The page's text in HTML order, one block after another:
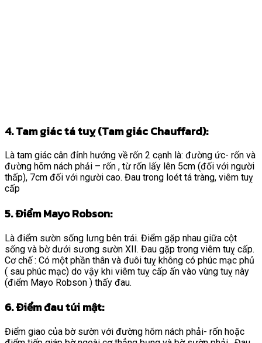
4. Tam giác tá tuỵ (Tam giác Chauffard):
Là tam giác cân đỉnh hướng về rốn 2 cạnh là: đường ức- rốn và
đường hõm nách phải – rốn , từ rốn lấy lên 5cm (đối với người
thấp), 7cm đối với người cao. Đau trong loét tá tràng, viêm tuỵ
cấp
5. Điểm Mayo Robson:
Là điểm sườn sống lưng bên trái. Điểm gặp nhau giữa cột
sống và bờ dưới sương sườn XII. Đau gặp trong viêm tuỵ cấp.
Cơ chế : Có một phần thân và đuôi tuỵ không có phúc mạc phủ
( sau phúc mạc) do vậy khi viêm tuỵ cấp ấn vào vùng tuỵ này
(điểm Mayo Robson ) thấy đau.
6. Điểm đau túi mật:
Điểm giao của bờ sườn với đường hõm nách phải- rốn hoặc